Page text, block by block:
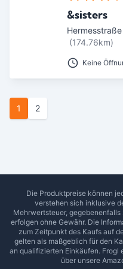
&sisters
(174.76km)
Keine
1 2
Die Produktpreise können
verstehen sich inklusive
Mehrwertsteuer,
erfolgen ohne Gewähr. Die
zum Zeitpunkt des Kaufs auf
gelten als maßgeblich für den
an qualifizierten Einkäufen. Frogl
über unsere